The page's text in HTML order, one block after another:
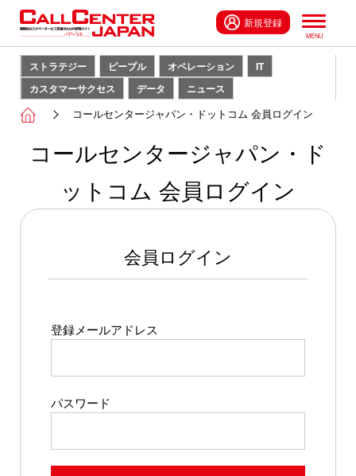
新規登録
ストラテジー ピープル オペレーション
IT
カスタマーサクセス
データ ニュース
コールセンタージャパン・ドットコム 会員ログイン
コールセンタージャパン・ド
ットコム 会員ログイン
会員ログイン
登録メールアドレス
パスワード